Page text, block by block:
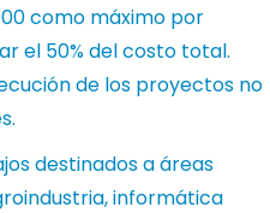
como máximo por
el 50% del costo total.
de los proyectos no
destinados a áreas
informática